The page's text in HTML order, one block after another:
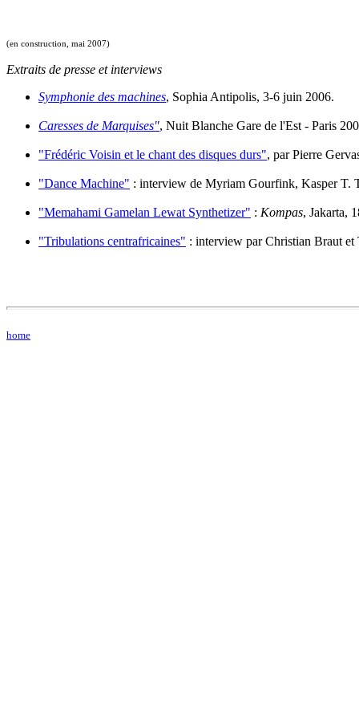
(en construction, mai 2007)
Extraits de presse et interviews
Symphonie des machines, Sophia Antipolis, 3-6 juin 2006.
Caresses de Marquises", Nuit Blanche Gare de l'Est - Paris
"Frédéric Voisin et le chant des disques durs", par Pierre
"Dance Machine" : interview de Myriam Gourfink, Kasper T.
"Memahami Gamelan Lewat Synthetizer" : Kompas, Jakarta,
"Tribulations centrafricaines" : interview par Christian Braut
home